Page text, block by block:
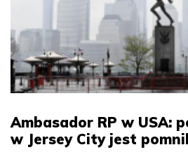
Ambasador RP w USA:
w Jersey City jest